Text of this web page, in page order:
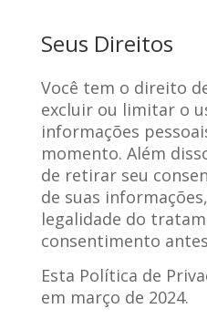
Seus Direitos
Você tem o direito
excluir ou limitar o
informações
momento. Além
de retirar seu
de suas
legalidade do
consentimento
Esta Política de
em março de 2024.